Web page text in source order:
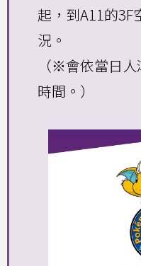
起，到A11的3F
況。
（※會依當日
時間。）